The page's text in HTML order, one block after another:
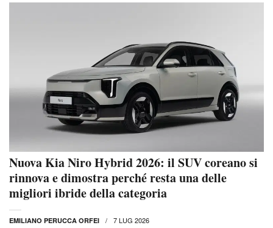
Nuova Kia Niro Hybrid 2026: il SUV coreano si
rinnova e dimostra perché resta una delle
migliori ibride della categoria
EMILIANO PERUCCA ORFEI 7 LUG 2026